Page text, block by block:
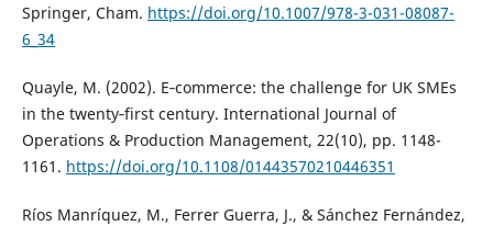
Springer, Cham. https://doi.org/10.1007/978-3-031-08087-
6_34
Quayle, M. (2002). E‐commerce: the challenge for UK SMEs
in the twenty‐first century. International Journal of
Operations & Production Management, 22(10), pp. 1148-
1161. https://doi.org/10.1108/01443570210446351
Ríos Manríquez, M., Ferrer Guerra, J., & Sánchez Fernández,